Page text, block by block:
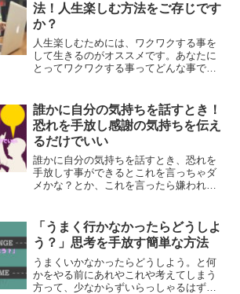
法！人生楽しむ方法をご存じです
か？
人生楽しむためには、ワクワクする事を
して生きるのがオススメです。あなたに
とってワクワクする事ってどんな事です
ます。心のブレーキを外すだけで、簡単
にワクワクする人生を生きられます。
誰かに自分の気持ちを話すとき！
恐れを手放し感謝の気持ちを伝え
るだけでいい
誰かに自分の気持ちを話すとき、恐れを
手放しす事ができるとこれを言っちゃダ
メかな？とか、これを言ったら嫌われち
伝えることについてご紹介します。
「うまく行かなかったらどうしよ
う？」思考を手放す簡単な方法
うまくいかなかったらどうしよう。と何
かをやる前にあれやこれや考えてしまう
方って、少なからずいらっしゃるはずで